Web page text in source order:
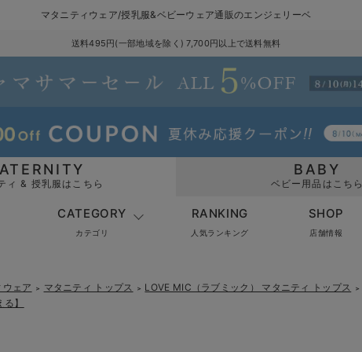
マタニティウェア/授乳服&ベビーウェア通販のエンジェリーベ
送料495円(一部地域を除く) 7,700円以上で送料無料
ィ & 授乳服はこちら
BABY
ベビー用品はこちら
CATEGORY
カテゴリ
RANKING
人気ランキング
SHOP
店舗情報
ェア ＞ マタニティ トップス ＞ LOVE MIC（ラブミック） マタニティ トップス ＞
】